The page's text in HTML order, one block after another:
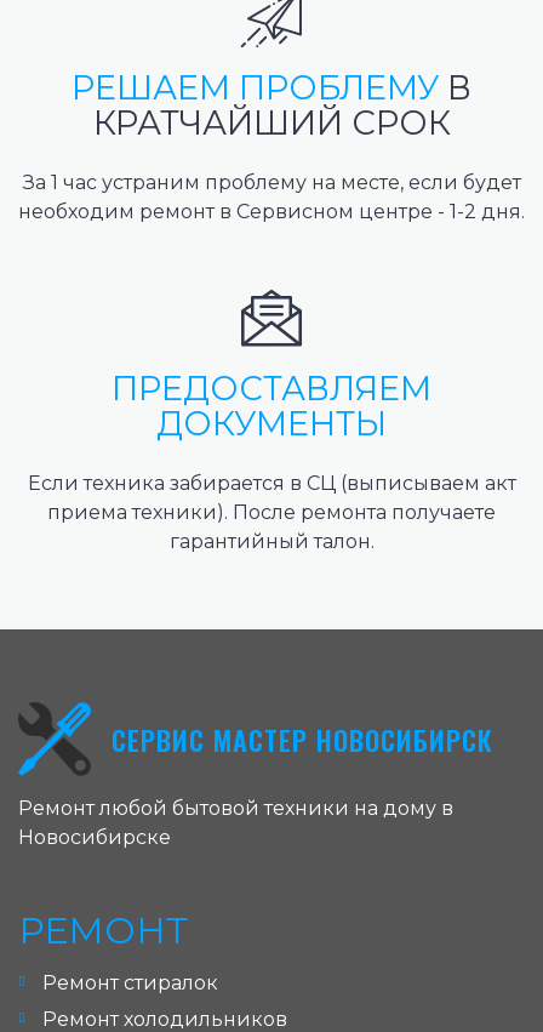
РЕШАЕМ ПРОБЛЕМУ В
КРАТЧАЙШИЙ СРОК
За 1 час устраним проблему на месте, если будет
необходим ремонт в Сервисном центре - 1-2 дня.
ПРЕДОСТАВЛЯЕМ
ДОКУМЕНТЫ
Если техника забирается в СЦ (выписываем акт
приема техники). После ремонта получаете
гарантийный талон.
СЕРВИС МАСТЕР НОВОСИБИРСК
Ремонт любой бытовой техники на дому в
Новосибирске
РЕМОНТ
Ремонт стиралок
Ремонт холодильников